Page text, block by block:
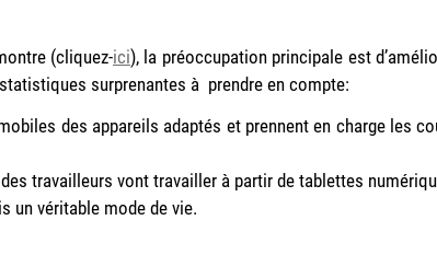
(cliquez-ici), la préoccupation principale est
surprenantes à prendre en compte:
des appareils adaptés et prennent en charge les
travailleurs vont travailler à partir de tablettes
un véritable mode de vie.